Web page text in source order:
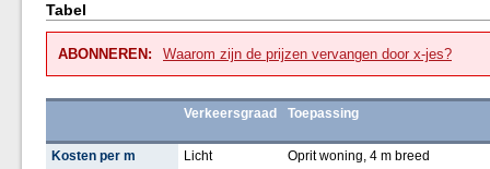
Tabel
ABONNEREN: Waarom zijn de prijzen vervangen door x-jes?
Verkeersgraad Toepassing
Kosten per m Licht Oprit woning, 4 m breed